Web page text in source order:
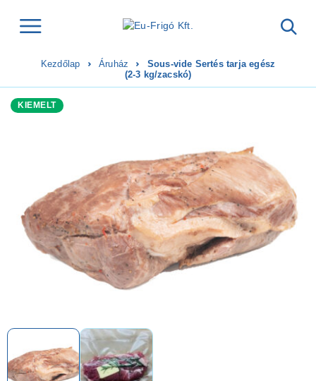
Kezdőlap Áruház
Sous-vide Sertés tarja egész
(2-3 kg/zacskó)
KIEMELT